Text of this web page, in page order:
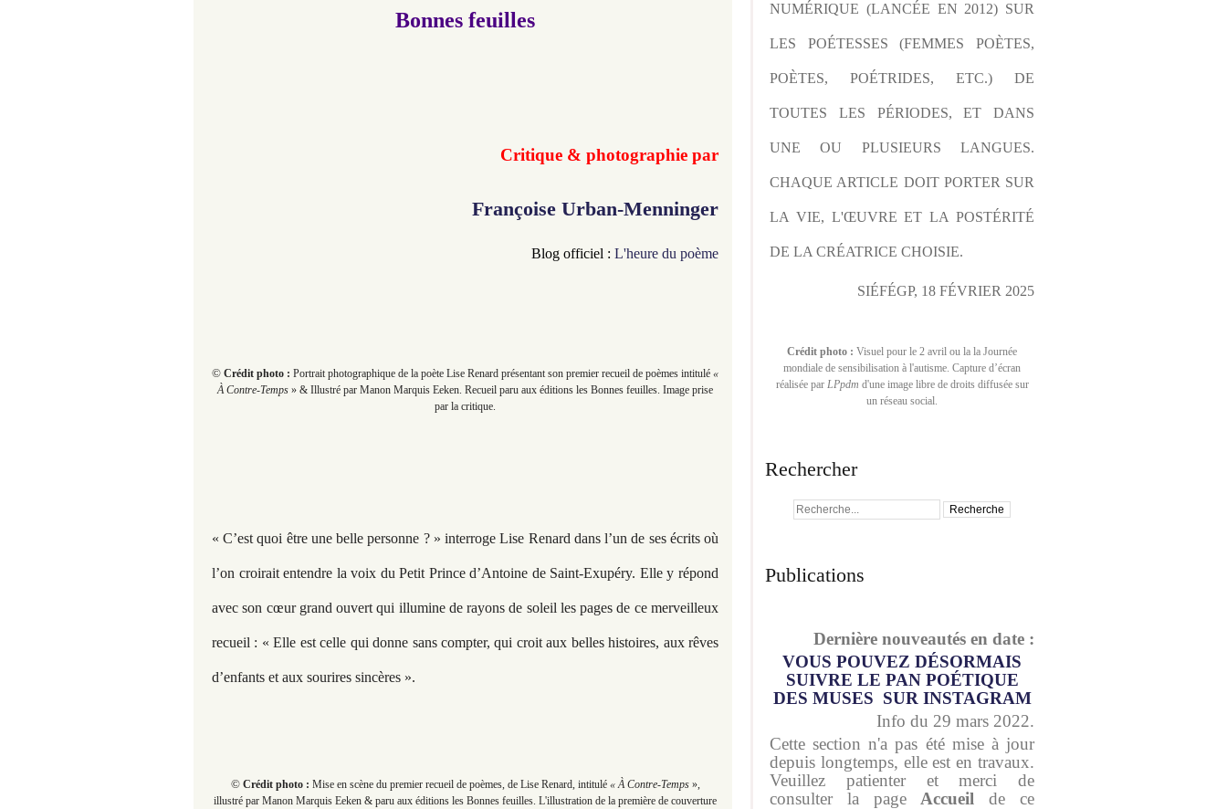
Bonnes feuilles
Critique & photographie par
Françoise Urban-Menninger
Blog officiel : L'heure du poème
© Crédit photo : Portrait photographique de la poète Lise Renard présentant son premier recueil de poèmes intitulé «
À Contre-Temps » & Illustré par Manon Marquis Eeken. Recueil paru aux éditions les Bonnes feuilles. Image prise
par la critique.
« C’est quoi être une belle personne ? » interroge Lise Renard dans l’un de ses écrits où
l’on croirait entendre la voix du Petit Prince d’Antoine de Saint-Exupéry. Elle y répond
avec son cœur grand ouvert qui illumine de rayons de soleil les pages de ce merveilleux
recueil : « Elle est celle qui donne sans compter, qui croit aux belles histoires, aux rêves
d’enfants et aux sourires sincères ».
© Crédit photo : Mise en scène du premier recueil de poèmes, de Lise Renard, intitulé « À Contre-Temps »,
illustré par Manon Marquis Eeken & paru aux éditions les Bonnes feuilles. L'illustration de la première de couverture
NUMÉRIQUE (LANCÉE EN 2012) SUR
LES POÉTESSES (FEMMES POÈTES,
POÈTES, POÉTRIDES, ETC.) DE
TOUTES LES PÉRIODES, ET DANS
UNE OU PLUSIEURS LANGUES.
CHAQUE ARTICLE DOIT PORTER SUR
LA VIE, L'ŒUVRE ET LA POSTÉRITÉ
DE LA CRÉATRICE CHOISIE.
SIÉFÉGP, 18 FÉVRIER 2025
Crédit photo : Visuel pour le 2 avril ou la la Journée
mondiale de sensibilisation à l'autisme. Capture d’écran
réalisée par LPpdm d'une image libre de droits diffusée sur
un réseau social.
Rechercher
Publications
Dernière nouveautés en date :
VOUS POUVEZ DÉSORMAIS
SUIVRE LE PAN POÉTIQUE
DES MUSES SUR INSTAGRAM
Info du 29 mars 2022.
Cette section n'a pas été mise à jour
depuis longtemps, elle est en travaux.
Veuillez patienter et merci de
consulter la page Accueil de ce